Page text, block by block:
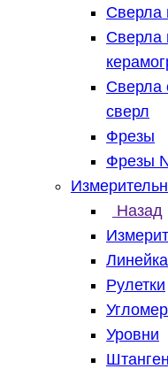
Сверла
Сверла
Сверла
сверл
Фрезы
Фрезы
Назад
Рулетки
Уровни